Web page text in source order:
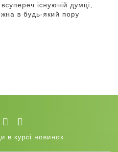
існуючій думці,
в будь-який пору
в курсі новинок